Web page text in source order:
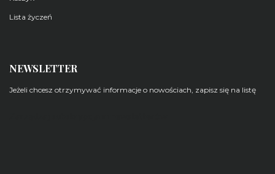
Lista życzeń
NEWSLETTER
Jeżeli chcesz otrzymywać informacje o nowościach, zapisz się na listę